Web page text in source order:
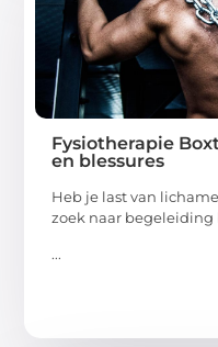
Fysiotherapie
en blessures
Heb je last van
zoek naar begeleiding
...